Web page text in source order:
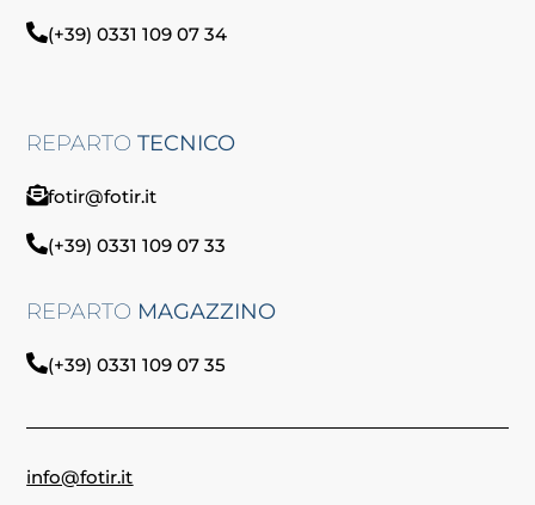
(+39) 0331 109 07 34
REPARTOTECNICO
fotir@fotir.it
(+39) 0331 109 07 33
REPARTO MAGAZZINO
(+39) 0331 109 07 35
info@fotir.it